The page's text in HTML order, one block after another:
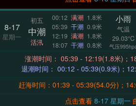
8-17
星期一
初五
中潮
活汛
00:12 满潮 1.8米
05:39 干潮 0.9米
12:19 满潮 1.8米
18:07 干潮 0.8米
小雨
气温
29.03°C
气压
涨潮时间： 05:39 - 12:19(1.8
退潮时间： 00:12 - 05:39(0.9米
赶海时间：01:39 - 05:39(54.0分)；
点击查看
8-17 星期一